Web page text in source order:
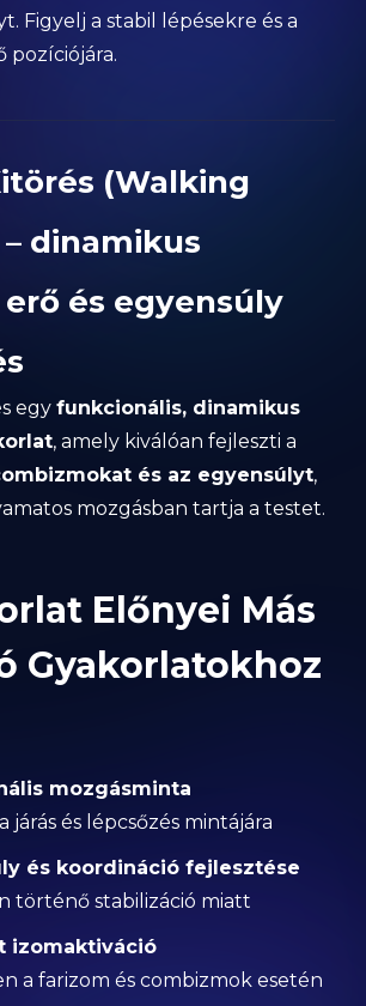
Figyelj a stabil lépésekre és a
(Walking
dinamikus
és egyensúly
egy funkcionális, dinamikus
, amely kiválóan fejleszti a
és az egyensúlyt,
mozgásban tartja a testet.
Előnyei Más
Gyakorlatokhoz
mozgásminta
járás és lépcsőzés mintájára
és koordináció fejlesztése
történő stabilizáció miatt
izomaktiváció
a farizom és combizmok esetén